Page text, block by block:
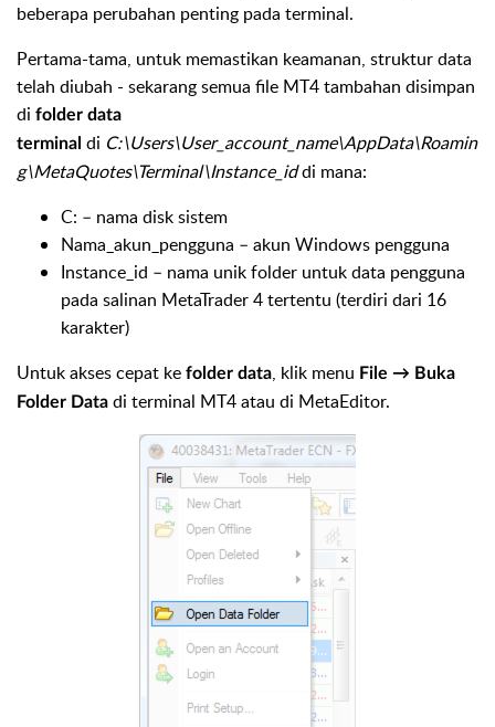
beberapa perubahan penting pada terminal.
Pertama-tama, untuk memastikan keamanan, struktur data
telah diubah - sekarang semua file MT4 tambahan disimpan
di folder data
terminal di C:\Users\User_account_name\AppData\Roamin
g\MetaQuotes\Terminal\Instance_iddi mana:
C: – nama disk sistem
Nama_akun_pengguna – akun Windows pengguna
Instance_id – nama unik folder untuk data pengguna
pada salinan MetaTrader 4 tertentu (terdiri dari 16
karakter)
Untuk akses cepat ke folder data, klik menu File → Buka
Folder Data di terminal MT4 atau di MetaEditor.